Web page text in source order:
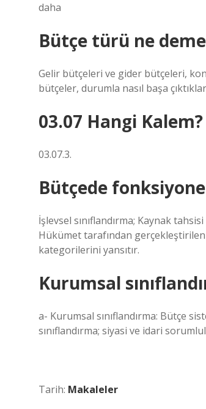
daha
Bütçe türü ne
Gelir bütçeleri ve gider bütçeleri,
bütçeler, durumla nasıl başa
03.07 Hangi Kalem?
03.07.3.
Bütçede
İşlevsel sınıflandırma; Kaynak
Hükümet tarafından
kategorilerini yansıtır.
Kurumsal
a- Kurumsal sınıflandırma: Bütçe
sınıflandırma; siyasi ve idari
Tarih: Makaleler